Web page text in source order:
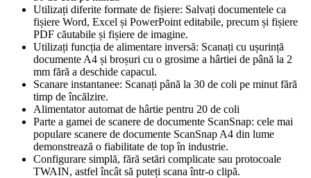
Utilizați diferite formate de fișiere: Salvați documentele ca
fișiere Word, Excel și PowerPoint editabile, precum și fișiere
PDF căutabile și fișiere de imagine.
Utilizați funcția de alimentare inversă: Scanați cu ușurință
documente A4 și broșuri cu o grosime a hârtiei de până la 2
mm fără a deschide capacul.
Scanare instantanee: Scanați până la 30 de coli pe minut fără
timp de încălzire.
Alimentator automat de hârtie pentru 20 de coli
Parte a gamei de scanere de documente ScanSnap: cele mai
populare scanere de documente ScanSnap A4 din lume
demonstrează o fiabilitate de top în industrie.
Configurare simplă, fără setări complicate sau protocoale
TWAIN, astfel încât să puteți scana într-o clipă.